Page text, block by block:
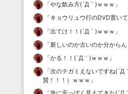
「やな飲み方(´Д｀)ｗｗｗ 」
「キョウリュウ行のDVD置い
「出てけ！！(´Д｀)ｗｗｗ 」
「新しいのか古いのか分から
「かる！！(´Д｀)ｗｗｗ 」
「次のテガミえないですね(´Д
賛！！！）ｗｗｗ 」